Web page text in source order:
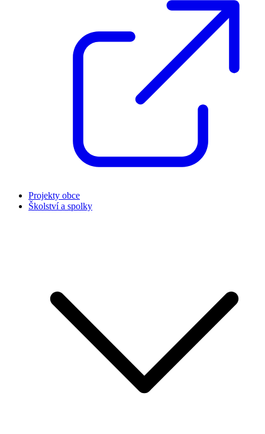
Projekty obce
Školství a spolky